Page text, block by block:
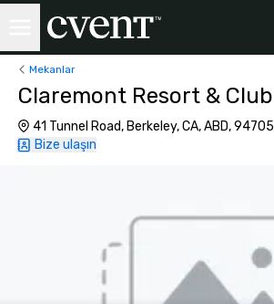
Mekanlar
Claremont Resort & Club
41 Tunnel Road, Berkeley, CA, ABD, 94705
Bize ulaşın